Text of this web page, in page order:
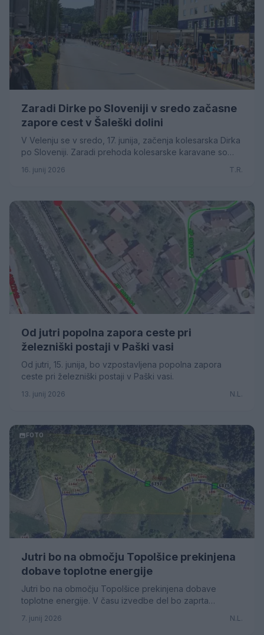
Zaradi Dirke po Sloveniji v sredo začasne
zapore cest v Šaleški dolini
V Velenju se v sredo, 17. junija, začenja kolesarska Dirka
po Sloveniji. Zaradi prehoda kolesarske karavane so
območjih startov, ciljev in pomembnejših cestnih
16. junij 2026 T.R.
Od jutri popolna zapora ceste pri
železniški postaji v Paški vasi
Od jutri, 15. junija, bo vzpostavljena popolna zapora
ceste pri železniški postaji v Paški vasi.
13. junij 2026 N.L.
FOTO
Jutri bo na območju Topolšice prekinjena
dobave toplotne energije
Jutri bo na območju Topolšice prekinjena dobave
toplotne energije. V času izvedbe del bo zaprta
7. junij 2026 N.L.